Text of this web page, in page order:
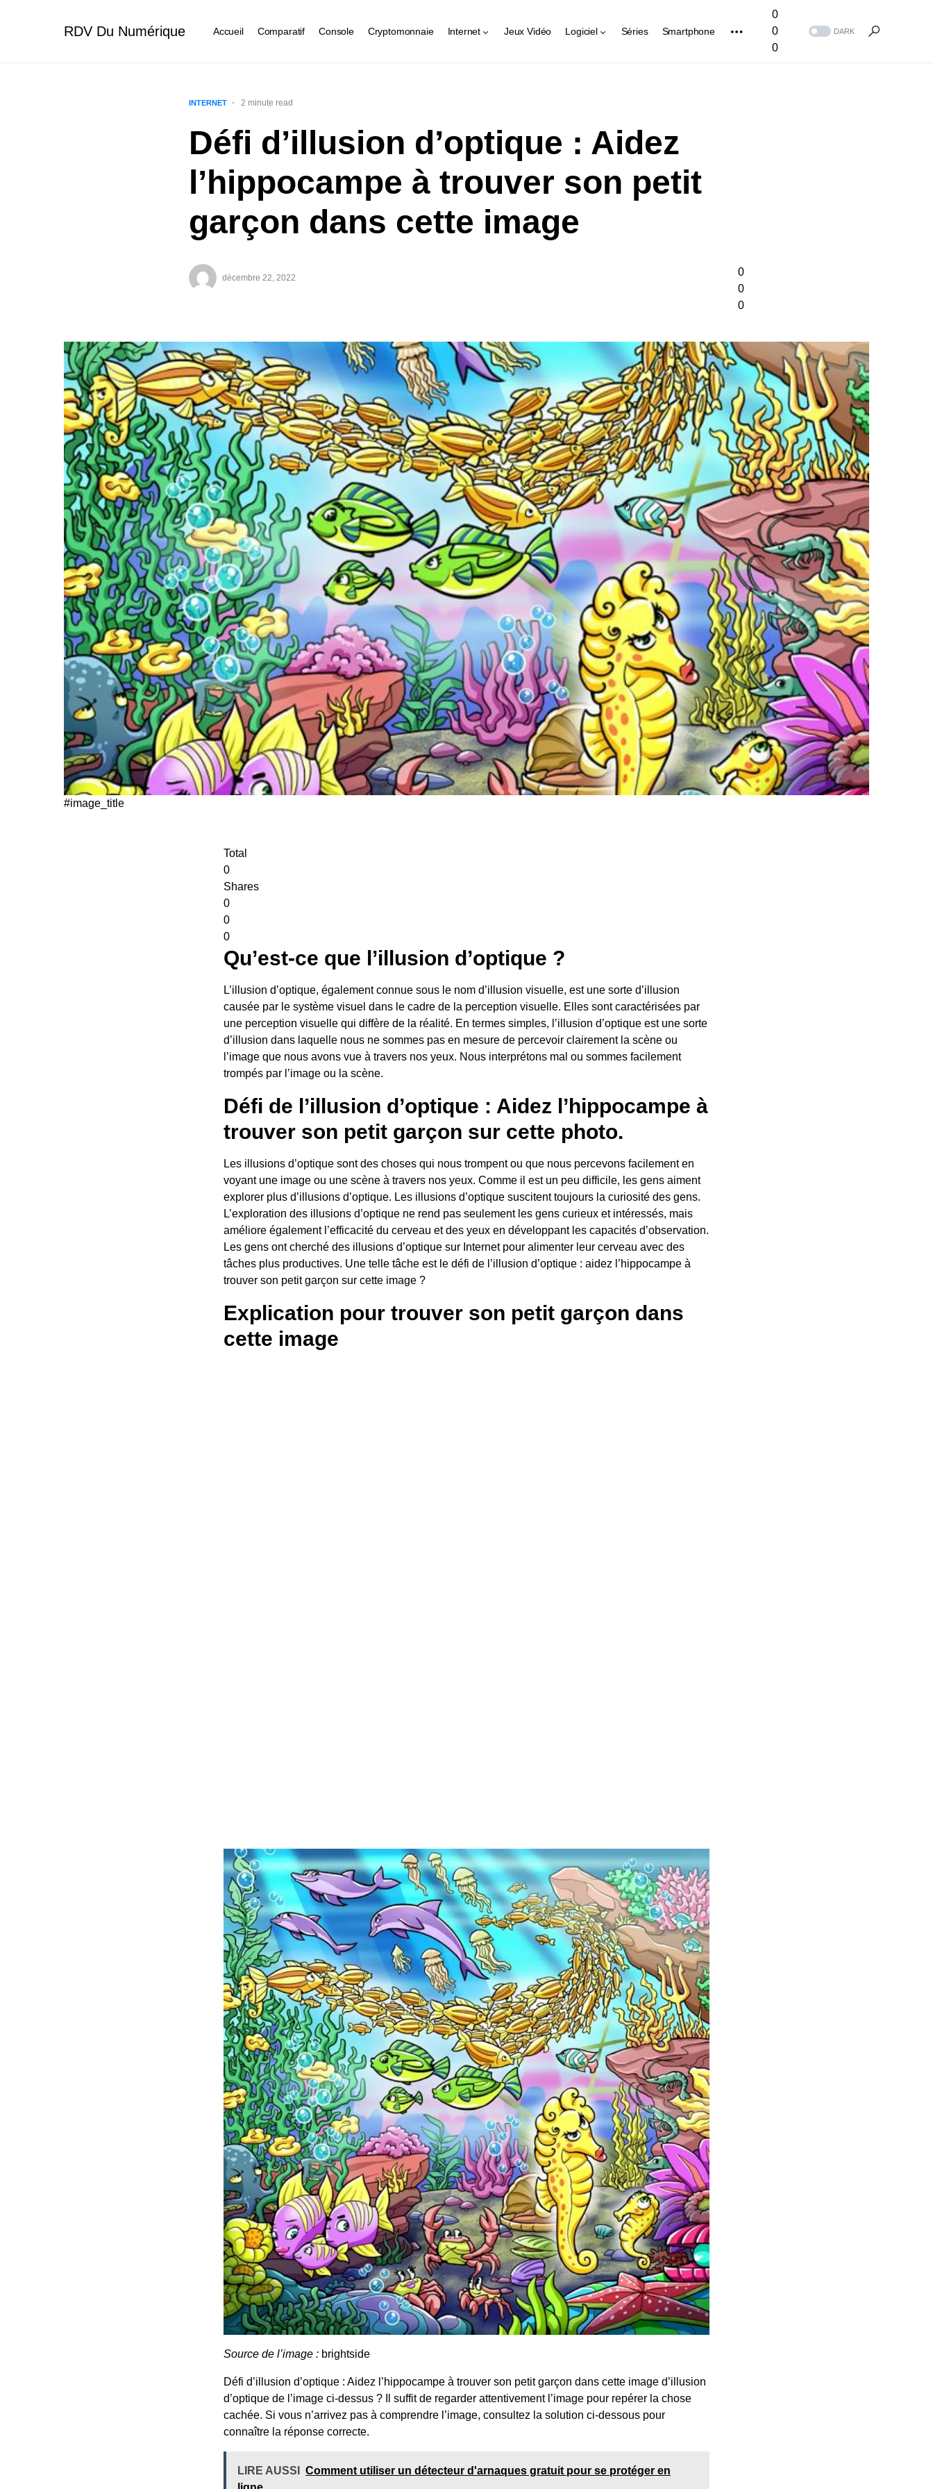
RDV Du Numérique Accueil Comparatif Console Cryptomonnaie Internet Jeux Vidéo Logiciel Séries Smartphone
0
0
0
DARK
INTERNET 2 minute read
Défi d’illusion d’optique : Aidez
l’hippocampe à trouver son petit
garçon dans cette image
décembre 22, 2022
0
0
0
#image_title
Total
0
Shares
0
0
0
Qu’est-ce que l’illusion d’optique ?
L’illusion d’optique, également connue sous le nom d’illusion visuelle, est une sorte d’illusion
causée par le système visuel dans le cadre de la perception visuelle. Elles sont caractérisées par
une perception visuelle qui diffère de la réalité. En termes simples, l’illusion d’optique est une sorte
d’illusion dans laquelle nous ne sommes pas en mesure de percevoir clairement la scène ou
l’image que nous avons vue à travers nos yeux. Nous interprétons mal ou sommes facilement
trompés par l’image ou la scène.
Défi de l’illusion d’optique : Aidez l’hippocampe à
trouver son petit garçon sur cette photo.
Les illusions d’optique sont des choses qui nous trompent ou que nous percevons facilement en
voyant une image ou une scène à travers nos yeux. Comme il est un peu difficile, les gens aiment
explorer plus d’illusions d’optique. Les illusions d’optique suscitent toujours la curiosité des gens.
L’exploration des illusions d’optique ne rend pas seulement les gens curieux et intéressés, mais
améliore également l’efficacité du cerveau et des yeux en développant les capacités d’observation.
Les gens ont cherché des illusions d’optique sur Internet pour alimenter leur cerveau avec des
tâches plus productives. Une telle tâche est le défi de l’illusion d’optique : aidez l’hippocampe à
trouver son petit garçon sur cette image ?
Explication pour trouver son petit garçon dans
cette image
Source de l’image : brightside
Défi d’illusion d’optique : Aidez l’hippocampe à trouver son petit garçon dans cette image d’illusion
d’optique de l’image ci-dessus ? Il suffit de regarder attentivement l’image pour repérer la chose
cachée. Si vous n’arrivez pas à comprendre l’image, consultez la solution ci-dessous pour
connaître la réponse correcte.
LIRE AUSSI
Comment utiliser un détecteur d'arnaques gratuit pour se protéger en